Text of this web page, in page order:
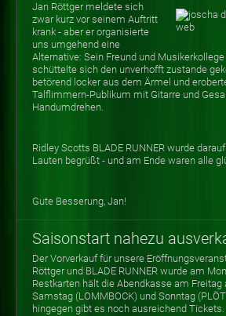
Jan Röttger meldete sich
zwar kurz vor seinem Auftritt
krank - aber er organisierte
uns umgehend eine
Alternative: Sein Freund und Musikerkollege
schüttelte sich den unverhofft zustande
betörend locker aus dem Ärmel und
Talflimmern-Publikum mit Gitarre und
Handumdrehen.
Ridley Scotts BLADE RUNNER wurde
Lauten begrüßt - und am Ende waren alle
Gute Besserung, Jan!
Saisonstart nahezu
Der Vorverkauf für unsere
Röttger und BLADE RUNNER wurde am
Restkarten hält die Abendkasse am Freitag
Samstag (LOMMBOCK) und Sonntag
hingegen gibt es noch ausreichend Tickets.